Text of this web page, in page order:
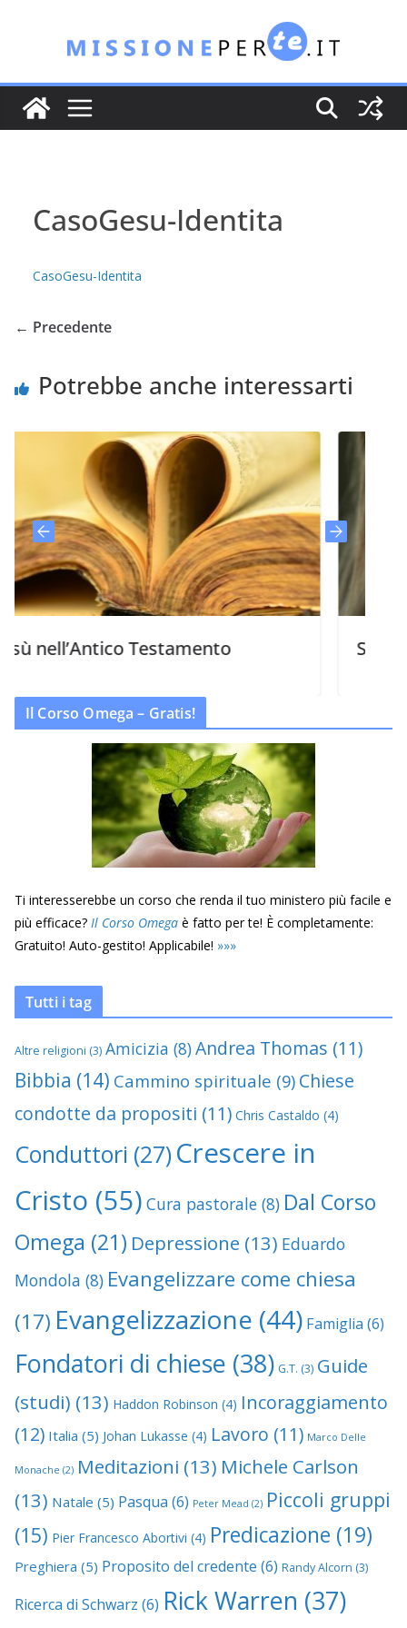
contenuto
CasoGesu-Identita
CasoGesu-Identita
← Precedente
Potrebbe anche interessarti
Testamento Signore,
Il Corso Omega – Gratis!
Ti interesserebbe un corso che renda il tuo ministero più facile e
più efficace? Il Corso Omega è fatto per te! È completamente:
Gratuito! Auto-gestito! Applicabile! »»»
Tutti i tag
Altre religioni (3) Amicizia (8)Andrea Thomas (11)
Bibbia (14) Cammino spirituale (9) Chiese
condotte da propositi (11) Chris Castaldo (4)
Conduttori (27) Crescere in
Cristo (55) Cura pastorale (8) Dal Corso
Omega (21) Depressione (13) Eduardo
Mondola (8) Evangelizzare come chiesa
(17) Evangelizzazione (44) Famiglia (6)
Fondatori di chiese (38) G.T. (3) Guide
(studi) (13) Haddon Robinson (4) Incoraggiamento
(12) Italia (5) Johan Lukasse (4) Lavoro (11) Marco Delle
Monache (2) Meditazioni (13) Michele Carlson
(13) Natale (5) Pasqua (6) Peter Mead (2) Piccoli gruppi
(15) Pier Francesco Abortivi (4) Predicazione (19)
Preghiera (5) Proposito del credente (6) Randy Alcorn (3)
Ricerca di Schwarz (6) Rick Warren (37)